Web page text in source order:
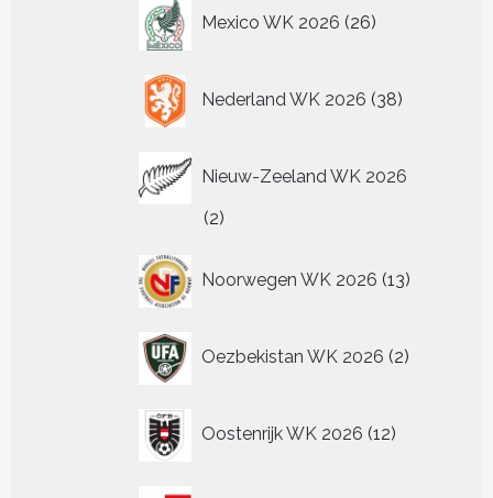
Mexico WK 2026 26
producten
Nederland WK 2026 38
producten
Nieuw-Zeeland WK 2026
22
Noorwegen WK 2026 13
producten
Oezbekistan WK 2026 2
producten
Oostenrijk WK 2026 12
producten